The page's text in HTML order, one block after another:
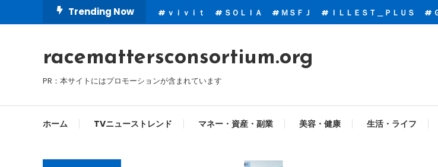
To
Trending Now ｖｉｖｉｔ ＳＯＬＩＡ ＭＳＦＪ ＩＬＬＥＳＴ＿ＰＬＵＳ
racemattersconsortium.org
PR：本サイトにはプロモーションが含まれています
ホーム TVニューストレンド マネー・資産・副業 美容・健康 生活・ライフ